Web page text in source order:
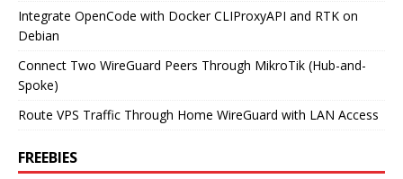
Integrate OpenCode with Docker CLIProxyAPI and RTK on
Debian
Connect Two WireGuard Peers Through MikroTik (Hub-and-
Spoke)
Route VPS Traffic Through Home WireGuard with LAN Access
FREEBIES